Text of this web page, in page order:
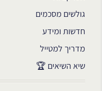
גולשים מסכמים
חדשות ומידע
מדריך למטייל
שיא השיאים 🏆